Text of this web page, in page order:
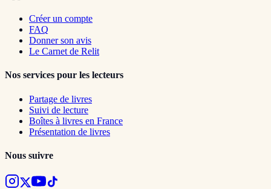
Créer un compte
FAQ
Donner son avis
Le Carnet de Relit
Nos services pour les lecteurs
Partage de livres
Suivi de lecture
Boîtes à livres en France
Présentation de livres
Nous suivre